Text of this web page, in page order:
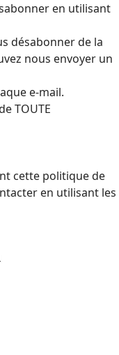
en utilisant
désabonner de la
nous envoyer un
e-mail.
TOUTE
cette politique de
en utilisant les